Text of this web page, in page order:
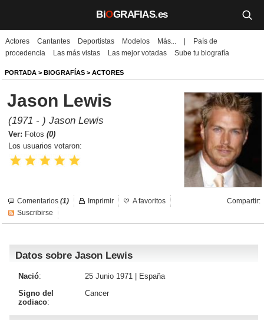
BiOGRAFIAS.es
Biografías
Películas
TV
Música
Un día como hoy
Galerías
Iniciar sesión
Actores Cantantes Deportistas Modelos Más...
País de
procedencia
Las más vistas Las mejor votadas Sube tu biografía
PORTADA > BIOGRAFÍAS > ACTORES
Jason Lewis
(1971 - ) Jason Lewis
Ver: Fotos (0)
Los usuarios votaron:
Comentarios (1) Compartir:
Imprimir
A favoritos
Suscribirse
Datos sobre Jason Lewis
Nació: 25 Junio 1971 |
España
Signo del
zodiaco:
Cancer